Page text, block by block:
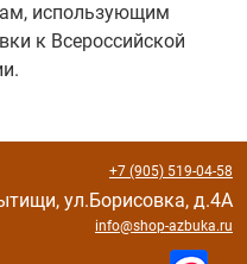
использующим
к Всероссийской
+7 (905) 519-04-58
ул.Борисовка, д.4А
info@shop-azbuka.ru